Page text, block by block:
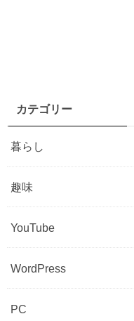
カテゴリー
暮らし
趣味
YouTube
WordPress
PC